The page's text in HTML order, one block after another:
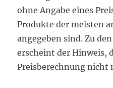
ohne Angabe eines
Produkte der meisten
angegeben sind. Zu
erscheint der Hinweis,
Preisberechnung nicht